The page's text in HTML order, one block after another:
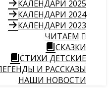
КАЛЕНДАРИ 2025
КАЛЕНДАРИ 2024
КАЛЕНДАРИ 2023
ЧИТАЕМ
СКАЗКИ
СТИХИ ДЕТСКИЕ
И РАССКАЗЫ
НАШИ НОВОСТИ